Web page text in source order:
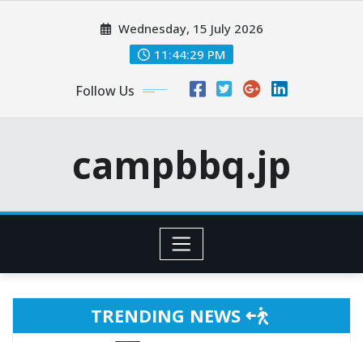
Wednesday, 15 July 2026
11:44:30 PM
Follow Us
campbbq.jp
TRENDING NEWS